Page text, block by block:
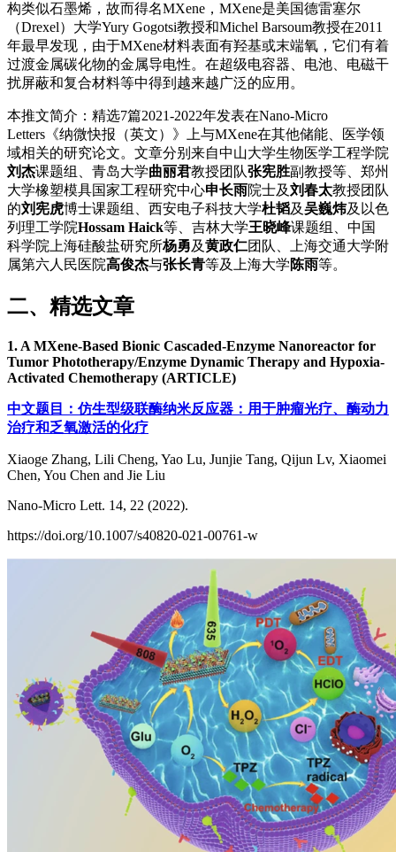
构类似石墨烯，故而得名MXene，MXene是美国德雷塞尔
（Drexel）大学Yury Gogotsi教授和Michel Barsoum教授在2011
年最早发现，由于MXene材料表面有羟基或末端氧，它们有着
过渡金属碳化物的金属导电性。在超级电容器、电池、电磁干
扰屏蔽和复合材料等中得到越来越广泛的应用。
本推文简介：精选7篇2021-2022年发表在Nano-Micro
Letters《纳微快报（英文）》上与MXene在其他储能、医学领
域相关的研究论文。文章分别来自中山大学生物医学工程学院
刘杰课题组、青岛大学曲丽君教授团队张宪胜副教授等、郑州
大学橡塑模具国家工程研究中心申长雨院士及刘春太教授团队
的刘宪虎博士课题组、西安电子科技大学杜韬及吴巍炜及以色
列理工学院Hossam Haick等、吉林大学王晓峰课题组、中国
科学院上海硅酸盐研究所杨勇及黄政仁团队、上海交通大学附
属第六人民医院高俊杰与张长青等及上海大学陈雨等。
二、精选文章
1. A MXene-Based Bionic Cascaded-Enzyme Nanoreactor for
Tumor Phototherapy/Enzyme Dynamic Therapy and Hypoxia-
Activated Chemotherapy (ARTICLE)
中文题目：仿生型级联酶纳米反应器：用于肿瘤光疗、酶动力
治疗和乏氧激活的化疗
Xiaoge Zhang, Lili Cheng, Yao Lu, Junjie Tang, Qijun Lv, Xiaomei
Chen, You Chen and Jie Liu
Nano-Micro Lett. 14, 22 (2022).
https://doi.org/10.1007/s40820-021-00761-w